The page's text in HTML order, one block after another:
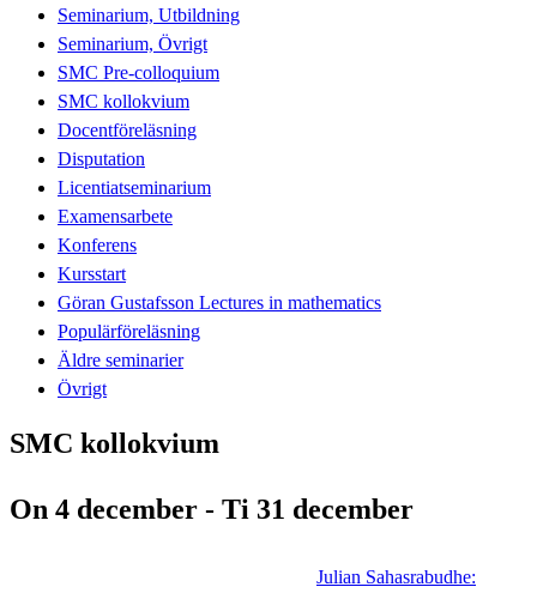
Seminarium, Utbildning
Seminarium, Övrigt
SMC Pre-colloquium
SMC kollokvium
Docentföreläsning
Disputation
Licentiatseminarium
Examensarbete
Konferens
Kursstart
Göran Gustafsson Lectures in mathematics
Populärföreläsning
Äldre seminarier
Övrigt
SMC kollokvium
On 4 december - Ti 31 december
Julian Sahasrabudhe: